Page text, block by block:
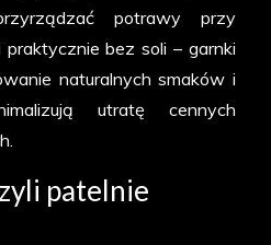
potrawy przy
bez soli – garnki
naturalnych smaków i
utratę cennych
patelnie